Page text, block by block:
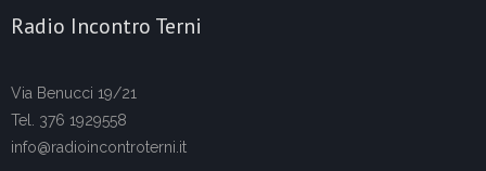
Radio Incontro Terni
Via Benucci 19/21
Tel. 376 1929558
info@radioincontroterni.it